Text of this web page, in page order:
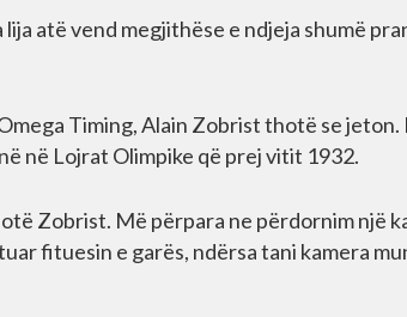
atë vend megjithëse e ndjeja shumë
Timing, Alain Zobrist thotë se
në Lojrat Olimpike që prej vitit 1932.
Zobrist. Më përpara ne përdornim një
fituesin e garës, ndërsa tani kamera